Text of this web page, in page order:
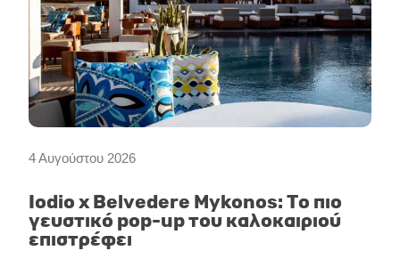
4 Αυγούστου 2026
Iodio x Belvedere Mykonos: Το πιο
γευστικό pop-up του καλοκαιριού
επιστρέφει